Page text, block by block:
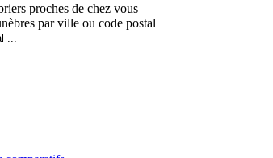
proches de chez vous
par ville ou code postal